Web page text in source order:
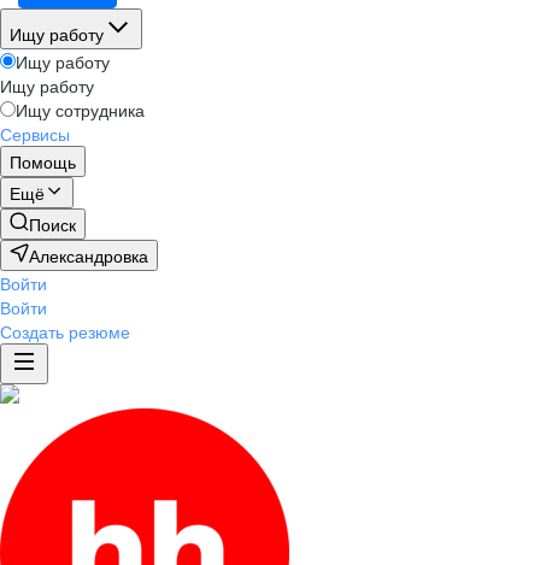
Ищу работу
Ищу работу
Ищу работу
Ищу сотрудника
Сервисы
Помощь
Ещё
Поиск
Александровка
Войти
Войти
Создать резюме